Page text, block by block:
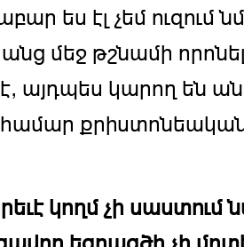
ես էլ չեմ ուզում
մեջ թշնամի
այդպես կարող են
համար
կողմ չի